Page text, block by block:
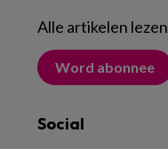
Alle artikelen lezen
Word abonnee
Social